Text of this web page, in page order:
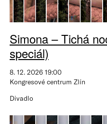
Simona – Tichá
speciál)
8. 12. 2026 19:00
Kongresové centrum Zlín
Divadlo